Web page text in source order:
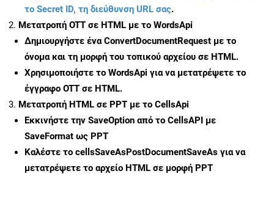
το Secret ID, τη διεύθυνση URL σας.
Μετατροπή OTT σε HTML με το WordsApi
Δημιουργήστε έναConvertDocumentRequest με το
όνομα και τη μορφή του τοπικού αρχείου σε HTML.
Χρησιμοποιήστε το WordsApi για να μετατρέψετε το
έγγραφο OTT σε HTML.
Μετατροπή HTML σε PPT με το CellsApi
Εκκινήστε την SaveOption από το CellsAPI με
SaveFormat ως PPT
Καλέστε το cellsSaveAsPostDocumentSaveAs για να
μετατρέψετε το αρχείο HTML σε μορφή PPT